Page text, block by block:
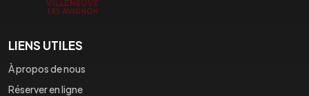
LIENS UTILES
À propos de nous
Réserver en ligne